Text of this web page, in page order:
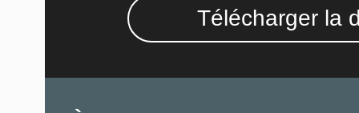
Télécharger la